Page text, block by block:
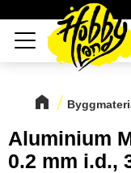
Meny
Aluminium
0.2 mm i.d.,